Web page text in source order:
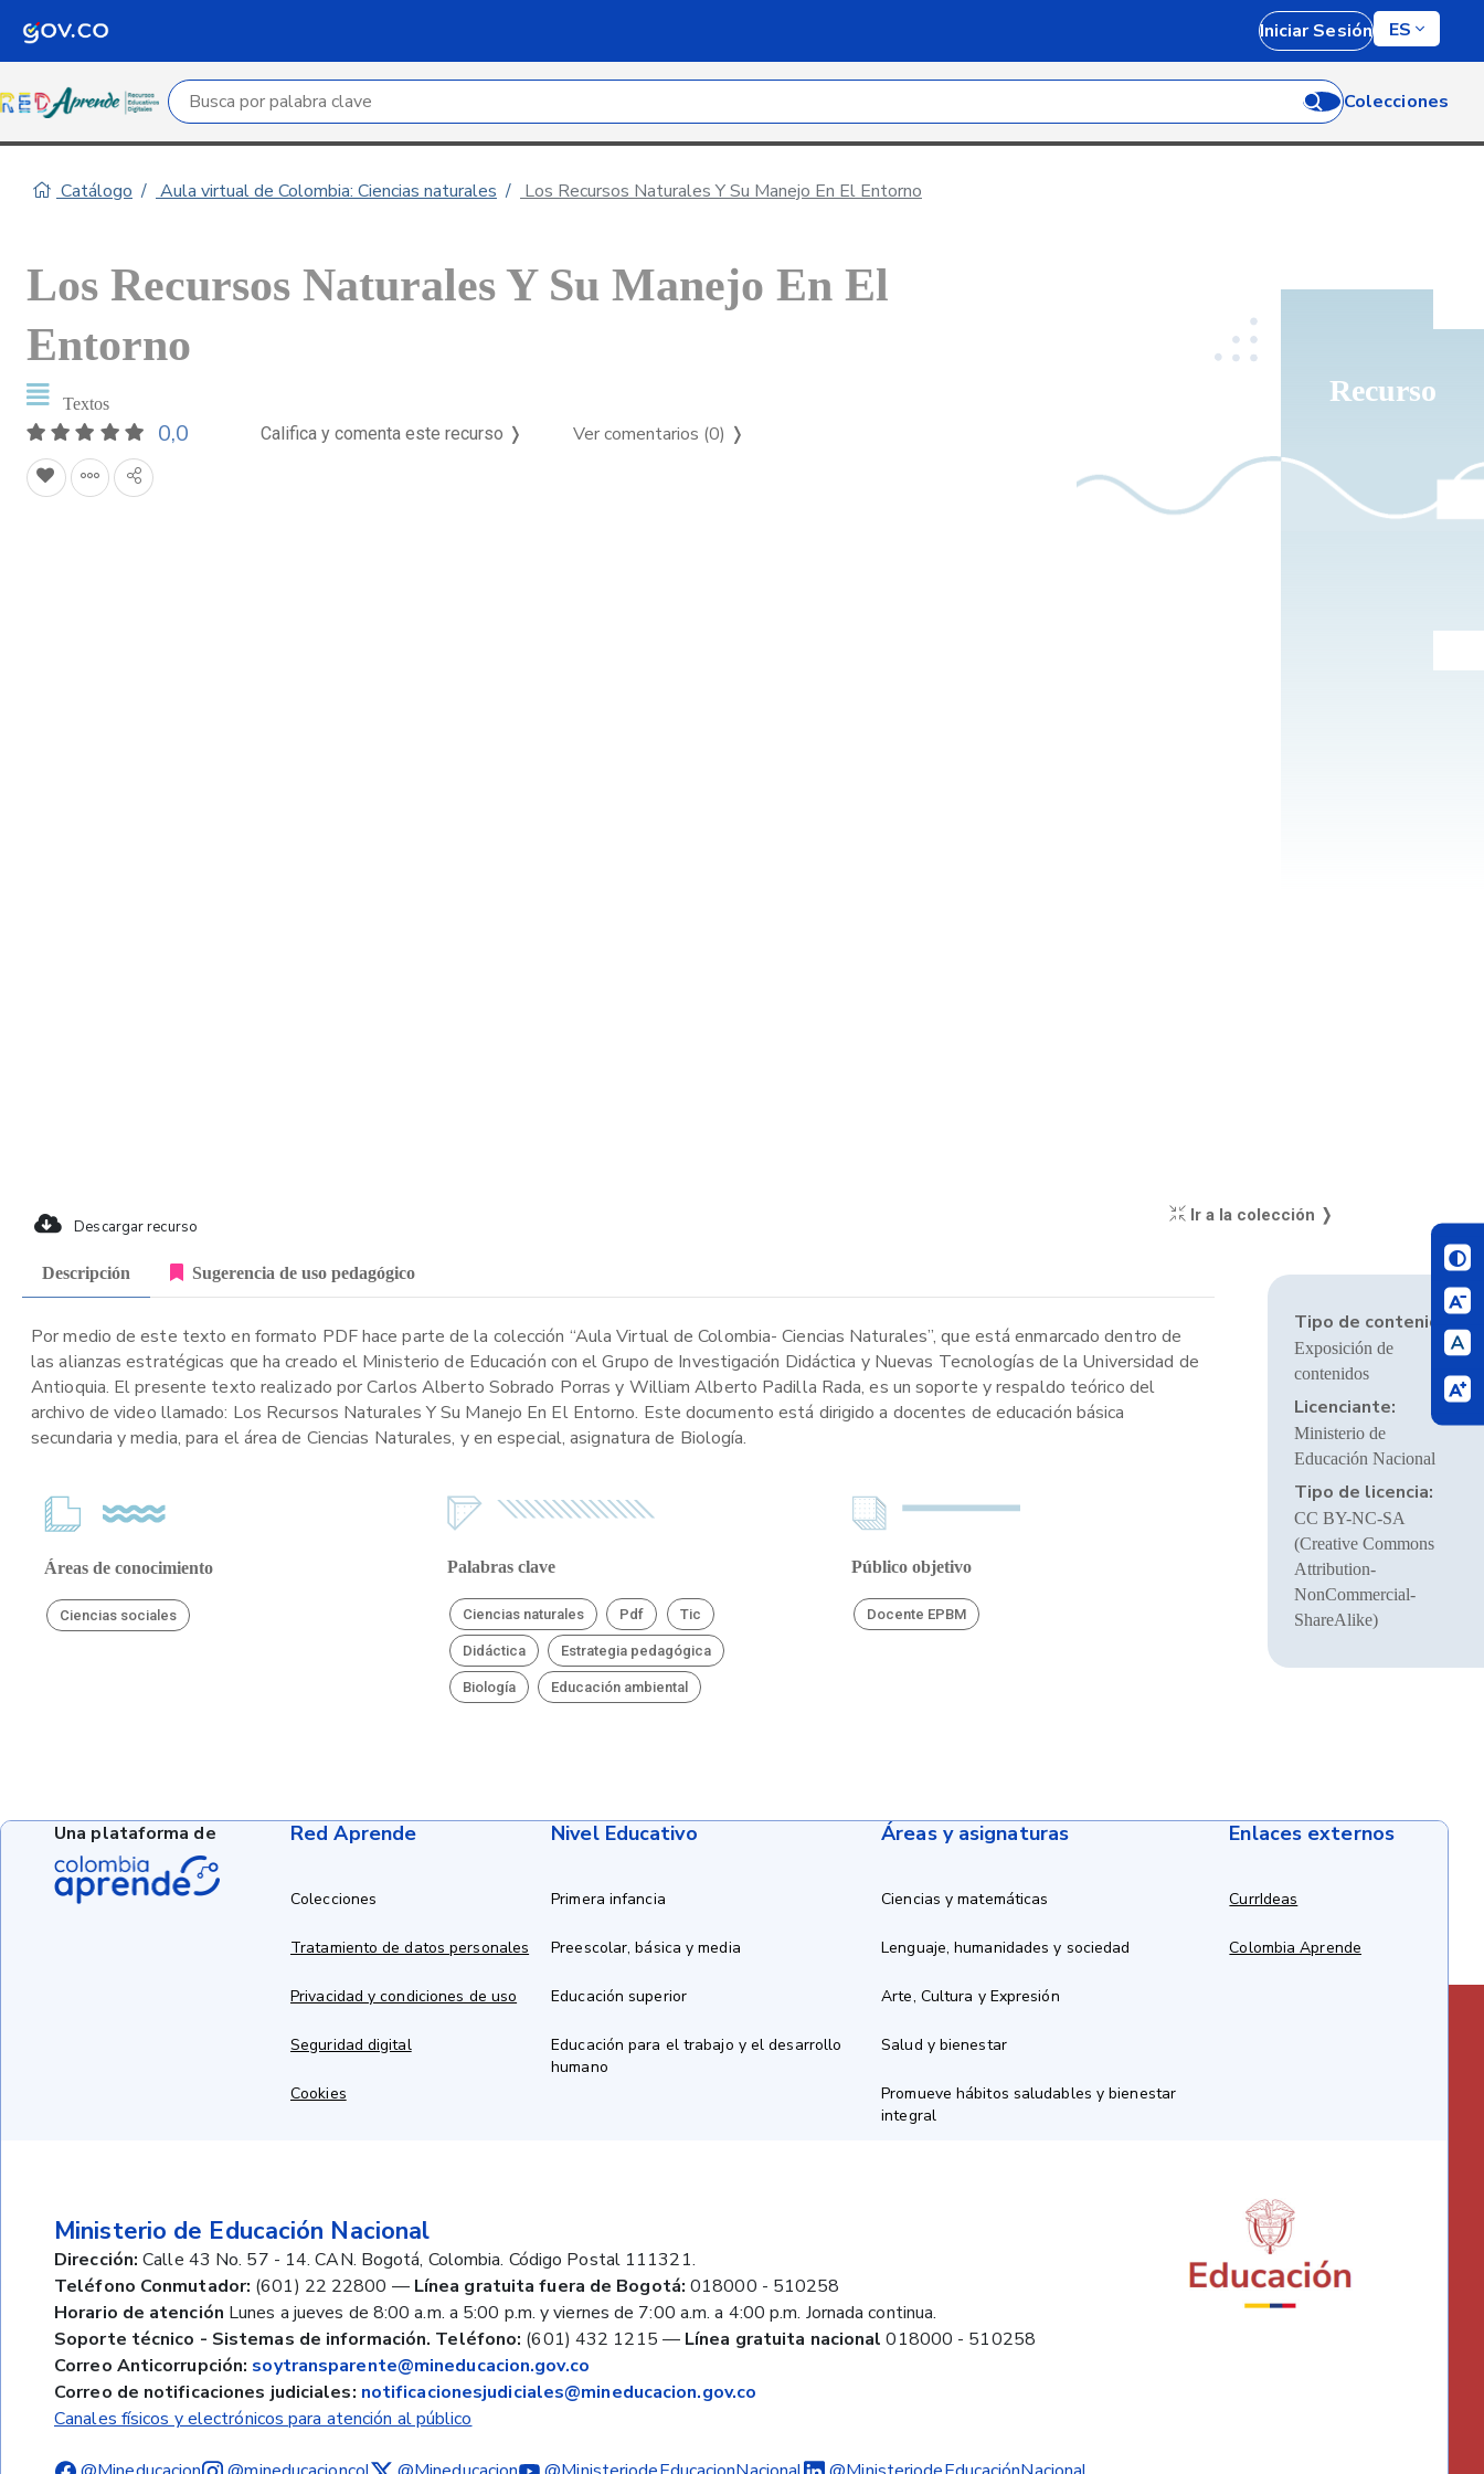
Iniciar Sesión ES
Campo de búsqueda por palabra clave Colecciones
Catálogo Aula virtual de Colombia: Ciencias naturales Los Recursos Naturales Y Su Manejo En El Entorno
Recurso
Los Recursos Naturales Y Su Manejo En El
Entorno
Textos
0,0 Califica y comenta este recurso ❭ Ver comentarios (0) ❭
Descargar recurso
Ir a la colección ❭
Descripción Sugerencia de uso pedagógico
Por medio de este texto en formato PDF hace parte de la colección “Aula Virtual de Colombia- Ciencias Naturales”, que está enmarcado dentro de
las alianzas estratégicas que ha creado el Ministerio de Educación con el Grupo de Investigación Didáctica y Nuevas Tecnologías de la Universidad de
Antioquia. El presente texto realizado por Carlos Alberto Sobrado Porras y William Alberto Padilla Rada, es un soporte y respaldo teórico del
archivo de video llamado: Los Recursos Naturales Y Su Manejo En El Entorno. Este documento está dirigido a docentes de educación básica
secundaria y media, para el área de Ciencias Naturales, y en especial, asignatura de Biología.
Áreas de conocimiento
Ciencias sociales
Palabras clave
Ciencias naturales Pdf Tic
Didáctica Estrategia pedagógica
Biología Educación ambiental
Público objetivo
Docente EPBM
Tipo de contenido:
Exposición de
contenidos
Licenciante:
Ministerio de
Educación Nacional
Tipo de licencia:
CC BY-NC-SA
(Creative Commons
Attribution-
NonCommercial-
ShareAlike)
Red Aprende
Colecciones
Tratamiento de datos personales
Privacidad y condiciones de uso
Seguridad digital
Cookies
Nivel Educativo
Primera infancia
Preescolar, básica y media
Educación superior
Educación para el trabajo y el desarrollo
humano
Áreas y asignaturas
Ciencias y matemáticas
Lenguaje, humanidades y sociedad
Arte, Cultura y Expresión
Salud y bienestar
Promueve hábitos saludables y bienestar
integral
Enlaces externos
CurrIdeas
Colombia Aprende
Ministerio de Educación Nacional
Dirección: Calle 43 No. 57 - 14. CAN. Bogotá, Colombia. Código Postal 111321.
Teléfono Conmutador: (601) 22 22800 — Línea gratuita fuera de Bogotá: 018000 - 510258
Horario de atención Lunes a jueves de 8:00 a.m. a 5:00 p.m. y viernes de 7:00 a.m. a 4:00 p.m. Jornada continua.
Soporte técnico - Sistemas de información. Teléfono: (601) 432 1215 — Línea gratuita nacional 018000 - 510258
Correo Anticorrupción: soytransparente@mineducacion.gov.co
Correo de notificaciones judiciales: notificacionesjudiciales@mineducacion.gov.co
Canales físicos y electrónicos para atención al público
Una plataforma de